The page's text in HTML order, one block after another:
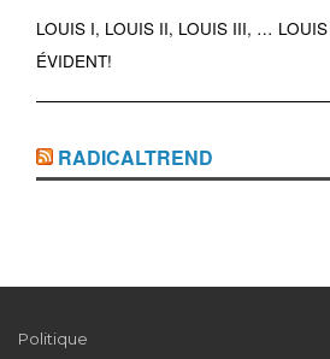
LOUIS I, LOUIS II, LOUIS III, … LOUIS
ÉVIDENT!
RADICALTREND
Politique